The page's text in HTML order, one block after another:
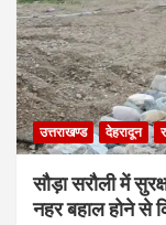
उत्तराखण्ड देहरादून
सौड़ा सरौली में
नहर बहाल होने से